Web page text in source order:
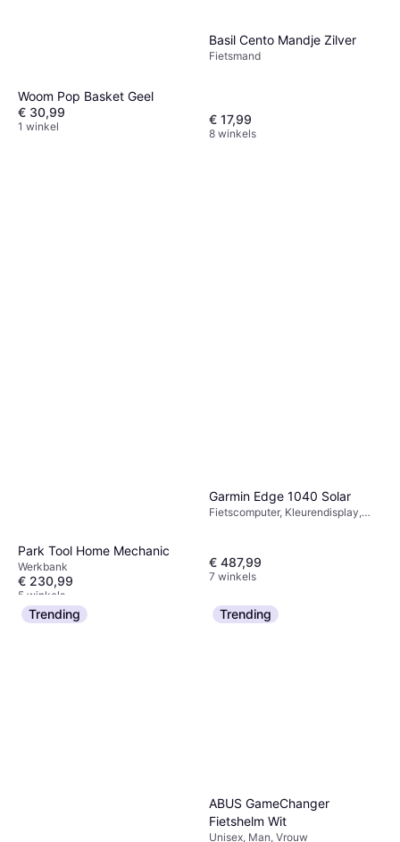
Woom Pop Basket Geel
€ 30,99
1 winkel
Basil Cento Mandje Zilver
Fietsmand
€ 17,99
8 winkels
Park Tool Home Mechanic
Werkbank
€ 230,99
5 winkels
Garmin Edge 1040 Solar
Fietscomputer, Kleurendisplay,
€ 487,99
7 winkels
Trending Trending
ABUS GameChanger
Fietshelm Wit
Unisex, Man, Vrouw